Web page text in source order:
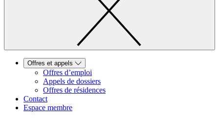
Offres et appels
Offres d’emploi
Appels de dossiers
Offres de résidences
Contact
Espace membre